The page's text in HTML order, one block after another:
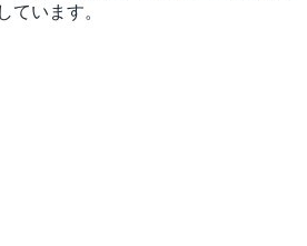
ています。